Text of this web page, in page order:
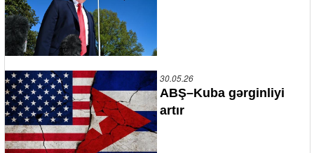
30.05.26
ABŞ–Kuba gərginliyi
artır